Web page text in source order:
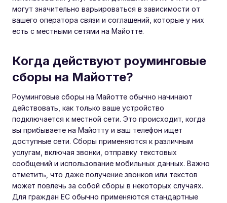
могут значительно варьироваться в зависимости от
вашего оператора связи и соглашений, которые у них
есть с местными сетями на Майотте.
Когда действуют роуминговые
сборы на Майотте?
Роуминговые сборы на Майотте обычно начинают
действовать, как только ваше устройство
подключается к местной сети. Это происходит, когда
вы прибываете на Майотту и ваш телефон ищет
доступные сети. Сборы применяются к различным
услугам, включая звонки, отправку текстовых
сообщений и использование мобильных данных. Важно
отметить, что даже получение звонков или текстов
может повлечь за собой сборы в некоторых случаях.
Для граждан ЕС обычно применяются стандартные